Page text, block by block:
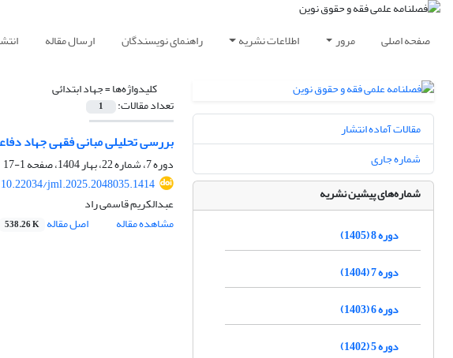
صفحه اصلی مرور اطلاعات نشریه راهنمای نویسندگان ارسال مقاله
کلیدواژه‌ها =جهاد ابتدائی
تعداد مقالات: 1
بررسی تحلیلی مبانی فقهی جهاد
دوره 7، شماره 22، بهار 1404، صفحه
1-17
10.22034/jml.2025.2048035.1414
عبدالکریم قاسمی راد
مشاهده مقاله
اصل مقاله 538.26 K
مقالات آماده انتشار
شماره جاری
شماره‌های پیشین نشریه
دوره 8 (1405)
دوره 7 (1404)
دوره 6 (1403)
دوره 5 (1402)